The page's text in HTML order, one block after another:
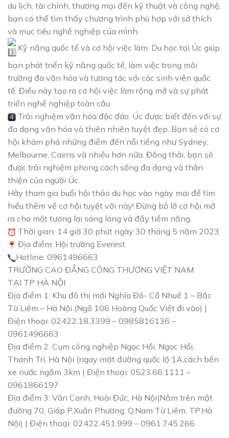
du lịch, tài chính, thương mại đến kỹ thuật và công nghệ,
bạn có thể tìm thấy chương trình phù hợp với sở thích
và mục tiêu nghề nghiệp của mình.
Kỹ năng quốc tế và cơ hội việc làm: Du học tại Úc giúp
bạn phát triển kỹ năng quốc tế, làm việc trong môi
trường đa văn hóa và tương tác với các sinh viên quốc
tế. Điều này tạo ra cơ hội việc làm rộng mở và sự phát
triển nghề nghiệp toàn cầu.
Trải nghiệm văn hóa độc đáo: Úc được biết đến với sự
đa dạng văn hóa và thiên nhiên tuyệt đẹp. Bạn sẽ có cơ
hội khám phá những điểm đến nổi tiếng như Sydney,
Melbourne, Cairns và nhiều hơn nữa. Đồng thời, bạn sẽ
được trải nghiệm phong cách sống đa dạng và thân
thiện của người Úc.
Hãy tham gia buổi hội thảo du học vào ngày mai để tìm
hiểu thêm về cơ hội tuyệt vời này! Đừng bỏ lỡ cơ hội mở
ra cho một tương lai sáng láng và đầy tiềm năng.
Thời gian: 14 giờ 30 phút ngày 30 tháng 5 năm 2023
Địa điểm: Hội trường Everest
Hotline: 0961496663
TRƯỜNG CAO ĐẲNG CÔNG THƯƠNG VIỆT NAM
TẠI TP HÀ NỘI
Địa điểm 1: Khu đô thị mới Nghĩa Đô- Cổ Nhuế 1 – Bắc
Từ Liêm – Hà Nội (Ngõ 106 Hoàng Quốc Việt đi vào) |
Điện thoại: 02422.18.3399 – 0985816136 –
0961496663
Địa điểm 2: Cụm công nghiệp Ngọc Hồi, Ngọc Hồi,
Thanh Trì, Hà Nội (ngay mặt đường quốc lộ 1A,cách bến
xe nước ngầm 3km | Điện thoại: 0523.66.1111 –
0961866197
Địa điểm 3: Vân Canh, Hoài Đức, Hà Nội(Nằm trên mặt
đường 70, Giáp P.Xuân Phương, Q.Nam Từ Liêm, TP.Hà
Nội) | Điện thoại: 02422.451.999 – 0961.745.266